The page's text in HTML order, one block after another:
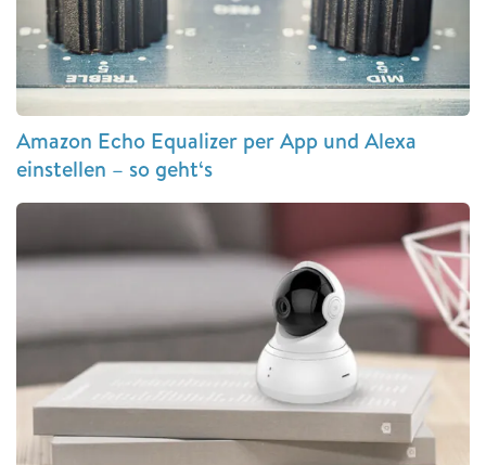
Amazon Echo Equalizer per App und Alexa
einstellen – so geht‘s